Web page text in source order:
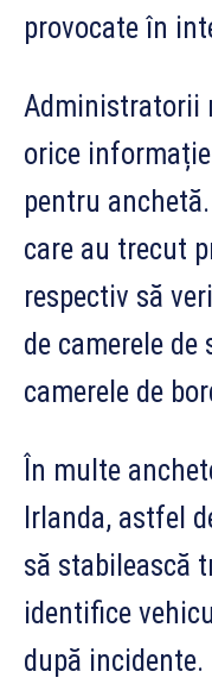
provocate în
Administratorii
orice
pentru
care au trecut
respectiv să
de camerele de
camerele de
În multe
Irlanda, astfel
să stabilească
identifice
după incidente.